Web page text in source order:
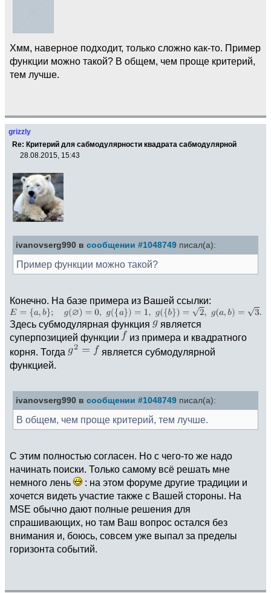
Хмм, наверное подходит, только сложно как-то. Пример
функции можно такой? В общем, чем проще критерий,
тем лучше.
grizzly
Re: Критерий для сабмодулярности квадрата сабмодулярной
28.08.2015, 15:43
ivanovserg990 в сообщении #1048749 писал(а):
Пример функции можно такой?
Конечно. На базе примера из Вашей ссылки:
Здесь субмодулярная функция
является
суперпозицией функции
из примера и квадратного
корня. Тогда
является субмодулярной
функцией.
ivanovserg990 в сообщении #1048749 писал(а):
В общем, чем проще критерий, тем лучше.
С этим полностью согласен. Но с чего-то же надо
начинать поиски. Только самому всё решать мне
немного лень
: на этом форуме другие традиции и
хочется видеть участие также с Вашей стороны. На
MSE обычно дают полные решения для
спрашивающих, но там Ваш вопрос остался без
внимания и, боюсь, совсем уже выпал за пределы
горизонта событий.